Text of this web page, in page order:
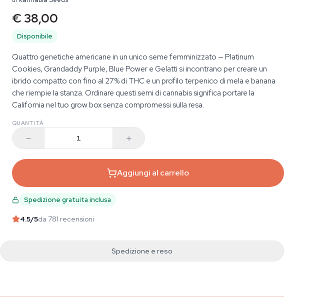
€ 38,00
Disponibile
Quattro genetiche americane in un unico seme femminizzato — Platinum
Cookies, Grandaddy Purple, Blue Power e Gelatti si incontrano per creare un
ibrido compatto con fino al 27% di THC e un profilo terpenico di mela e banana
che riempie la stanza. Ordinare questi semi di cannabis significa portare la
California nel tuo grow box senza compromessi sulla resa.
QUANTITÀ
Aggiungi al carrello
Spedizione gratuita inclusa
4.5/5da 781 recensioni
Spedizione e reso